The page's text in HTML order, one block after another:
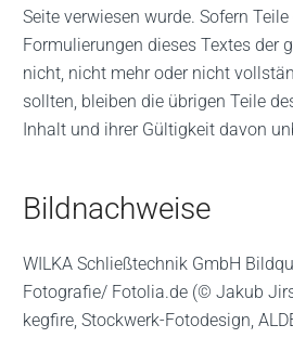
Seite verwiesen wurde. Sofern
Formulierungen dieses Textes der
nicht, nicht mehr oder nicht
sollten, bleiben die übrigen Teile
Inhalt und ihrer Gültigkeit davon
Bildnachweise
WILKA Schließtechnik GmbH
Fotografie/ Fotolia.de (© Jakub
kegfire, Stockwerk-Fotodesign,